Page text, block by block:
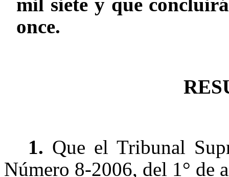
once.
1. Que el Tribunal
Número 8-2006, del 1° de